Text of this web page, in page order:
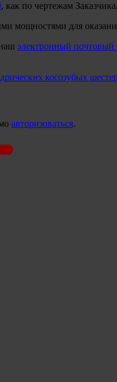
, как по чертежам
мощностями для
электронный почтовый
косозубых
авторизоваться.